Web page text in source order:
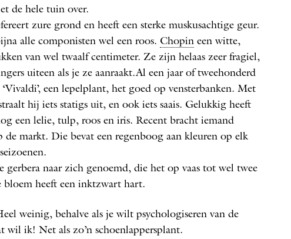
de hele tuin over.
zure grond en heeft een sterke muskusachtige geur.
alle componisten wel een roos. Chopin een witte,
van wel twaalf centimeter. Ze zijn helaas zeer fragiel,
uiteen als je ze aanraakt.Al een jaar of tweehonderd
een lepelplant, het goed op vensterbanken. Met
hij iets statigs uit, en ook iets saais. Gelukkig heeft
een lelie, tulp, roos en iris. Recent bracht iemand
de markt. Die bevat een regenboog aan kleuren op elk
gerbera naar zich genoemd, die het op vaas tot wel twee
heeft een inktzwart hart.
weinig, behalve als je wilt psychologiseren van de
wil ik! Net als zo’n schoenlappersplant.